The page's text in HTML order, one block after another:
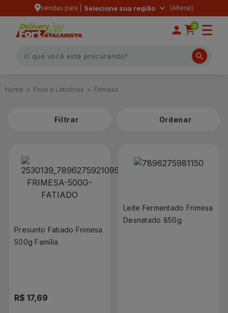
vendas para | Selecione sua região
0
Frios e Laticínios Frimesa
Filtrar
Presunto Fatiado Frimesa
500g Família
R$ 17,69
Leite Fermentado Frimesa
Desnatado 850g